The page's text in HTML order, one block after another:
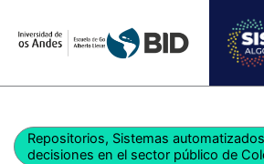
Repositorios, Sistemas
decisiones en el sector público de